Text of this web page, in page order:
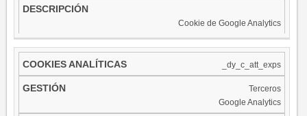
Cookie de Google Analytics
_dy_c_att_exps
Terceros
Google Analytics